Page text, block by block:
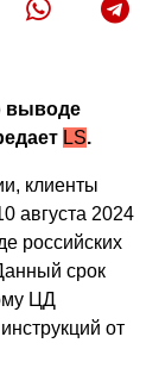
выводе
LS.
клиенты
августа 2024
российских
срок
ЦД
от